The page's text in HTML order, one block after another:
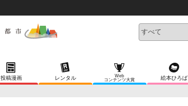
投稿漫画 レンタル
Web
コンテンツ大賞
絵本ひろば